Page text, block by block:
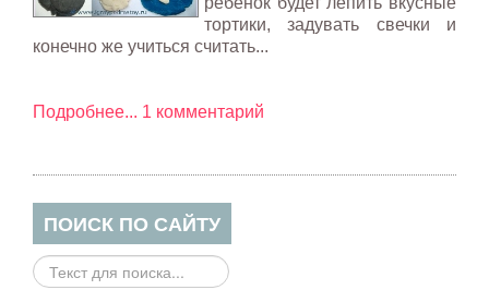
тортики, задувать свечки и
конечно же учиться считать...
Подробнее... 1 комментарий
ПОИСК ПО САЙТУ